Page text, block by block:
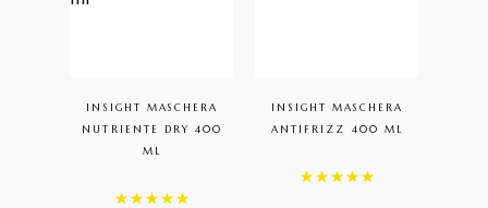
INSIGHT MASCHERA
NUTRIENTE DRY 400
ML
Valutato
INSIGHT MASCHERA
ANTIFRIZZ 400 ML
Valutato